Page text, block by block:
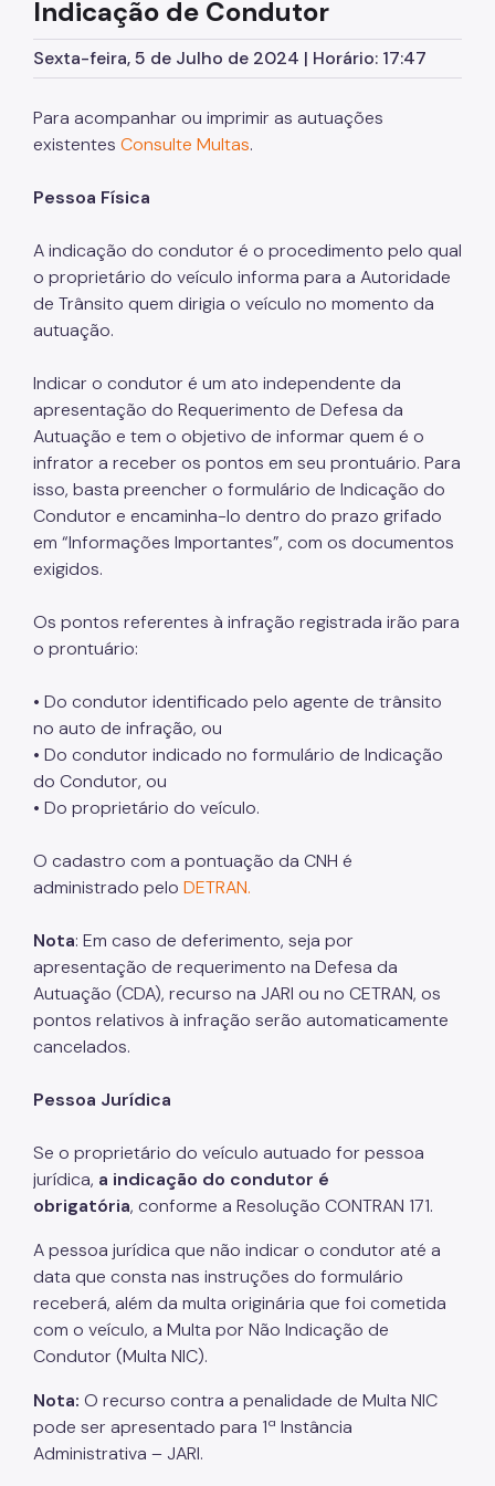
Quadro de Serviços
SPTrans
CET
Mobilidade Urbana e Transporte
Acesso à Proteção de Dados Pessoais
Autorizações Especiais
Cartão Estacionamento (Idoso)
Cartão de Estacionamento (DeFis)
Carga a Frete
Cargas Superdimensionadas
Isenção de Rodízio
Transporte de Carga
Transporte de Produtos Perigosos
Serviços
Atende+
Bilhete Único
DAMSP - Departamento de Transportes Públicos
(DTP)
Formulários DTP
Certidão de Diretrizes
Licitações
Notificações e Multas
Acompanhe seu processo
Como se defender
Indicação de condutor
Trocar Notificação por Advertência
Notas de Coleta de Postagem de Notificações
Carga Frete
Indicação de Condutor
Sexta-feira, 5 de Julho de 2024 | Horário: 17:47
Para acompanhar ou imprimir as autuações
existentes Consulte Multas.
Pessoa Física
A indicação do condutor é o procedimento pelo qual
o proprietário do veículo informa para a Autoridade
de Trânsito quem dirigia o veículo no momento da
autuação.
Indicar o condutor é um ato independente da
apresentação do Requerimento de Defesa da
Autuação e tem o objetivo de informar quem é o
infrator a receber os pontos em seu prontuário. Para
isso, basta preencher o formulário de Indicação do
Condutor e encaminha-lo dentro do prazo grifado
em “Informações Importantes”, com os documentos
exigidos.
Os pontos referentes à infração registrada irão para
o prontuário:
• Do condutor identificado pelo agente de trânsito
no auto de infração, ou
• Do condutor indicado no formulário de Indicação
do Condutor, ou
• Do proprietário do veículo.
O cadastro com a pontuação da CNH é
administrado pelo DETRAN.
Nota: Em caso de deferimento, seja por
apresentação de requerimento na Defesa da
Autuação (CDA), recurso na JARI ou no CETRAN, os
pontos relativos à infração serão automaticamente
cancelados.
Pessoa Jurídica
Se o proprietário do veículo autuado for pessoa
jurídica, a indicação do condutor é
obrigatória, conforme a Resolução CONTRAN 171.
A pessoa jurídica que não indicar o condutor até a
data que consta nas instruções do formulário
receberá, além da multa originária que foi cometida
com o veículo, a Multa por Não Indicação de
Condutor (Multa NIC).
Nota: O recurso contra a penalidade de Multa NIC
pode ser apresentado para 1ª Instância
Administrativa – JARI.